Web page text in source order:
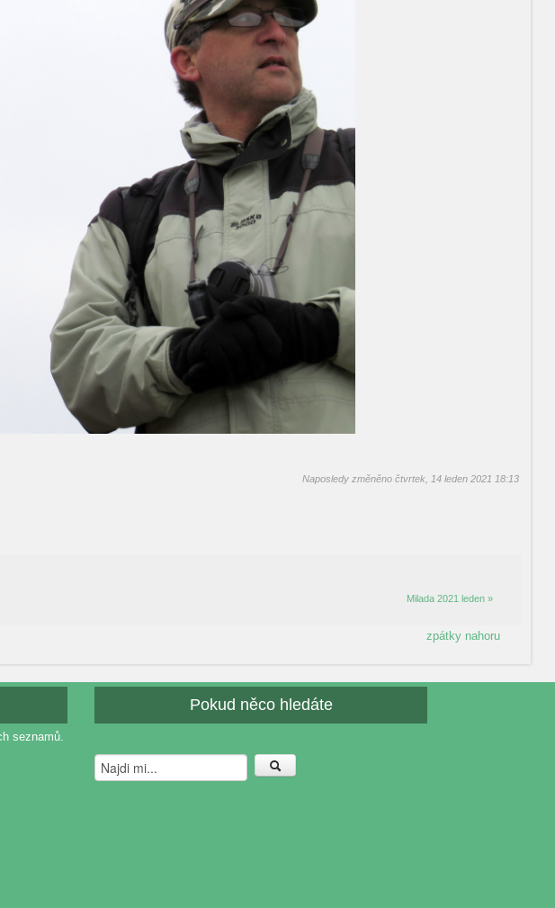
Naposledy změněno čtvrtek, 14 leden 2021 18:13
Milada 2021 leden »
zpátky nahoru
seznamů.
Pokud něco hledáte